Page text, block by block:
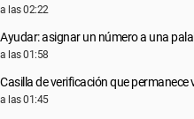
a las 02:22
Ayudar: asignar un número a una
a las 01:58
Casilla de verificación que permanece
a las 01:45